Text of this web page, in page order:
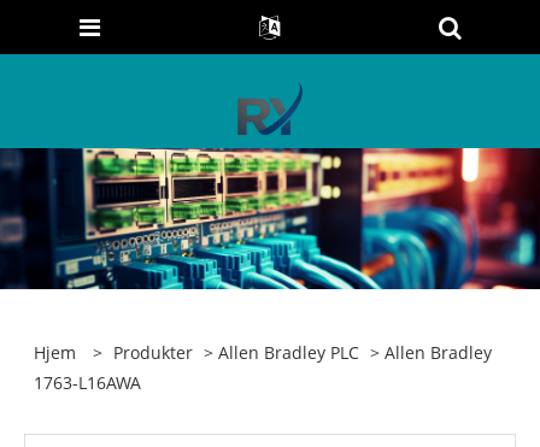
Hjem > Produkter >Allen Bradley PLC > Allen Bradley
1763-L16AWA